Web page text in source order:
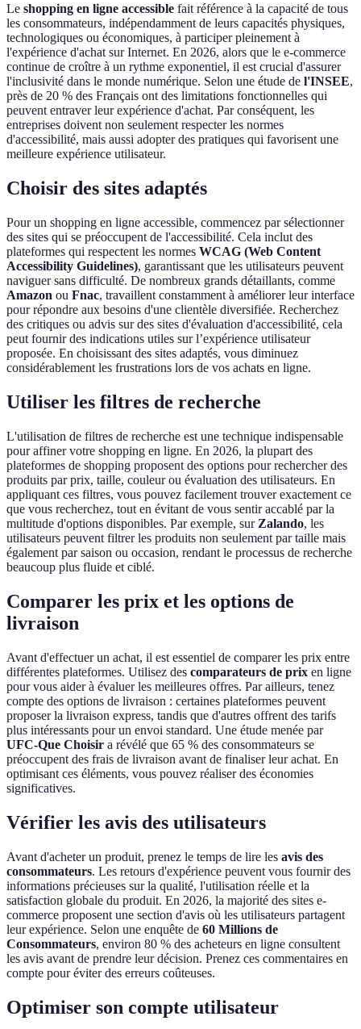
Le shopping en ligne accessible fait référence à la capacité de tous
les consommateurs, indépendamment de leurs capacités physiques,
technologiques ou économiques, à participer pleinement à
l'expérience d'achat sur Internet. En 2026, alors que le e-commerce
continue de croître à un rythme exponentiel, il est crucial d'assurer
l'inclusivité dans le monde numérique. Selon une étude de l'INSEE,
près de 20 % des Français ont des limitations fonctionnelles qui
peuvent entraver leur expérience d'achat. Par conséquent, les
entreprises doivent non seulement respecter les normes
d'accessibilité, mais aussi adopter des pratiques qui favorisent une
meilleure expérience utilisateur.
Choisir des sites adaptés
Pour un shopping en ligne accessible, commencez par sélectionner
des sites qui se préoccupent de l'accessibilité. Cela inclut des
plateformes qui respectent les normes WCAG (Web Content
Accessibility Guidelines), garantissant que les utilisateurs peuvent
naviguer sans difficulté. De nombreux grands détaillants, comme
Amazon ou Fnac, travaillent constamment à améliorer leur interface
pour répondre aux besoins d'une clientèle diversifiée. Recherchez
des critiques ou advis sur des sites d'évaluation d'accessibilité, cela
peut fournir des indications utiles sur l’expérience utilisateur
proposée. En choisissant des sites adaptés, vous diminuez
considérablement les frustrations lors de vos achats en ligne.
Utiliser les filtres de recherche
L'utilisation de filtres de recherche est une technique indispensable
pour affiner votre shopping en ligne. En 2026, la plupart des
plateformes de shopping proposent des options pour rechercher des
produits par prix, taille, couleur ou évaluation des utilisateurs. En
appliquant ces filtres, vous pouvez facilement trouver exactement ce
que vous recherchez, tout en évitant de vous sentir accablé par la
multitude d'options disponibles. Par exemple, sur Zalando, les
utilisateurs peuvent filtrer les produits non seulement par taille mais
également par saison ou occasion, rendant le processus de recherche
beaucoup plus fluide et ciblé.
Comparer les prix et les options de
livraison
Avant d'effectuer un achat, il est essentiel de comparer les prix entre
différentes plateformes. Utilisez des comparateurs de prix en ligne
pour vous aider à évaluer les meilleures offres. Par ailleurs, tenez
compte des options de livraison : certaines plateformes peuvent
proposer la livraison express, tandis que d'autres offrent des tarifs
plus intéressants pour un envoi standard. Une étude menée par
UFC-Que Choisir a révélé que 65 % des consommateurs se
préoccupent des frais de livraison avant de finaliser leur achat. En
optimisant ces éléments, vous pouvez réaliser des économies
significatives.
Vérifier les avis des utilisateurs
Avant d'acheter un produit, prenez le temps de lire les avis des
consommateurs. Les retours d'expérience peuvent vous fournir des
informations précieuses sur la qualité, l'utilisation réelle et la
satisfaction globale du produit. En 2026, la majorité des sites e-
commerce proposent une section d'avis où les utilisateurs partagent
leur expérience. Selon une enquête de 60 Millions de
Consommateurs, environ 80 % des acheteurs en ligne consultent
les avis avant de prendre leur décision. Prenez ces commentaires en
compte pour éviter des erreurs coûteuses.
Optimiser son compte utilisateur